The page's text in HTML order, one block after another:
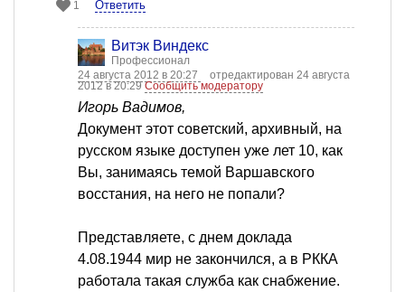
1 Ответить
Витэк Виндекс
Профессионал
24 августа 2012 в 20:27
отредактирован 24 августа
2012 в 20:29Сообщить модератору
Игорь Вадимов,
Документ этот советский, архивный, на
русском языке доступен уже лет 10, как
Вы, занимаясь темой Варшавского
восстания, на него не попали?
Представляете, с днем доклада
4.08.1944 мир не закончился, а в РККА
работала такая служба как снабжение.